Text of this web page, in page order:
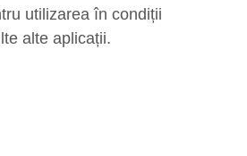
utilizarea în condiții
alte aplicații.